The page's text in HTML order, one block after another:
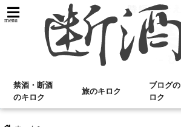
menu
禁酒・断酒
のキロク
旅のキロク
ブログ
ロク